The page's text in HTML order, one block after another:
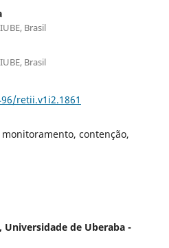
Brasil
Brasil
retii.v1i2.1861
contenção,
Universidade de Uberaba -